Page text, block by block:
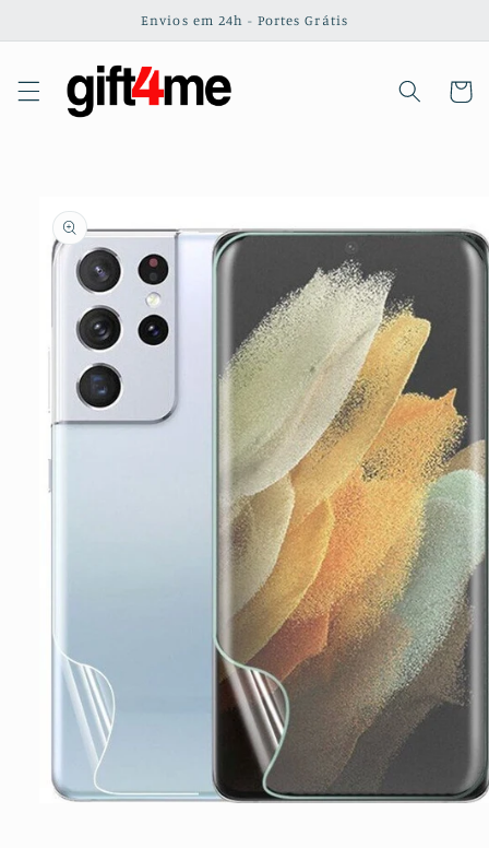
conteúdo
Envios em 24h - Portes Grátis
informação
do produto